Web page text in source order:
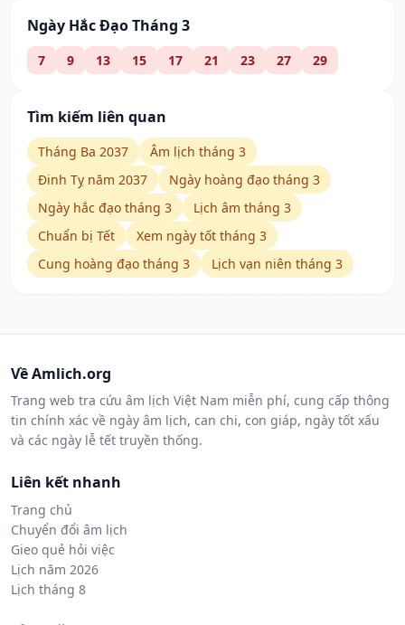
Ngày Hắc Đạo Tháng 3
7 9 13 15 17 21 23 27 29
Tìm kiếm liên quan
Tháng Ba 2037
Âm lịch tháng 3
Đinh Tỵ năm 2037
Ngày hoàng đạo tháng 3
Ngày hắc đạo tháng 3
Lịch âm tháng 3
Chuẩn bị Tết
Xem ngày tốt tháng 3
Cung hoàng đạo tháng 3
Lịch vạn niên tháng 3
Về Amlich.org
Trang web tra cứu âm lịch Việt Nam miễn phí, cung cấp thông
tin chính xác về ngày âm lịch, can chi, con giáp, ngày tốt xấu
và các ngày lễ tết truyền thống.
Liên kết nhanh
Trang chủ
Chuyển đổi âm lịch
Gieo quẻ hỏi việc
Lịch năm 2026
Lịch tháng 8